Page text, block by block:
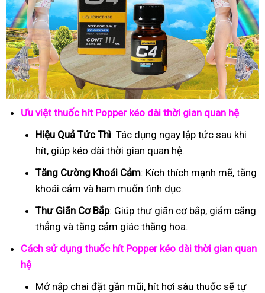
Ưu việt thuốc hít Popper kéo dài thời gian quan hệ
Hiệu Quả Tức Thì: Tác dụng ngay lập tức sau khi
hít, giúp kéo dài thời gian quan hệ.
Tăng Cường Khoái Cảm: Kích thích mạnh mẽ, tăng
khoái cảm và ham muốn tình dục.
Thư Giãn Cơ Bắp: Giúp thư giãn cơ bắp, giảm căng
thẳng và tăng cảm giác thăng hoa.
Cách sử dụng thuốc hít Popper kéo dài thời gian quan
hệ
Mở nắp chai đặt gần mũi, hít hơi sâu thuốc sẽ tự